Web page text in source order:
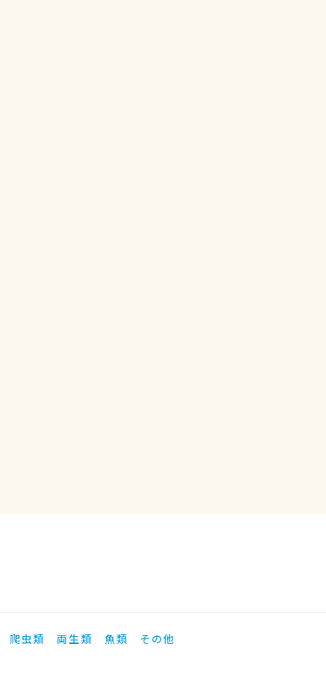
爬虫類 両生類 魚類 その他